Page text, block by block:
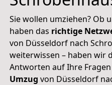
Sie wollen umziehen? Ob
haben das richtige
von Düsseldorf nach
weiterwissen – haben wir
Antworten auf Ihre
Umzug von Düsseldorf